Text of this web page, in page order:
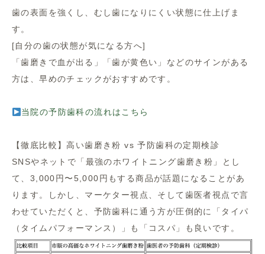
歯の表面を強くし、むし歯になりにくい状態に仕上げま
す。
[自分の歯の状態が気になる方へ]
「歯磨きで血が出る」「歯が黄色い」などのサインがある
方は、早めのチェックがおすすめです。
当院の予防歯科の流れはこちら
【徹底比較】高い歯磨き粉 vs 予防歯科の定期検診
SNSやネットで「最強のホワイトニング歯磨き粉」とし
て、3,000円〜5,000円もする商品が話題になることがあ
ります。しかし、マーケター視点、そして歯医者視点で言
わせていただくと、予防歯科に通う方が圧倒的に「タイパ
（タイムパフォーマンス）」も「コスパ」も良いです。